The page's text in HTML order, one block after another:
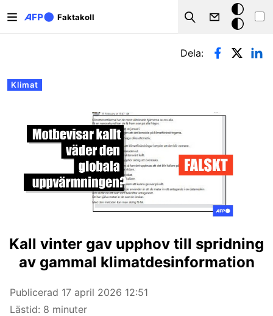
Faktakoll
Search
Mörkt
läge
Primära flikar
Klimat
Dela:
Kall vinter gav upphov till spridning
av gammal klimatdesinformation
Publicerad 17 april 2026 12:51
Lästid: 8 minuter